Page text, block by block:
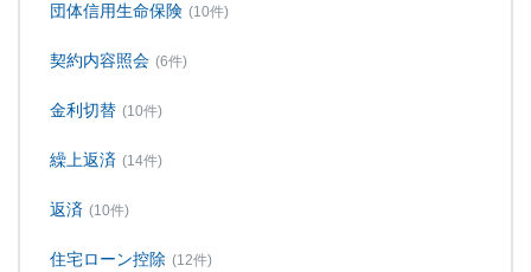
団体信用生命保険 (10件)
契約内容照会 (6件)
金利切替 (10件)
繰上返済 (14件)
返済 (10件)
住宅ローン控除 (12件)